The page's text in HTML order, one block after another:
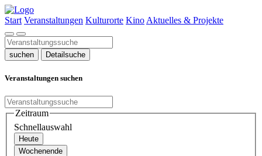
Start Veranstaltungen Kulturorte Kino Aktuelles & Projekte
suchen Detailsuche
Veranstaltungen suchen
Zeitraum
Schnellauswahl
Heute
Wochenende